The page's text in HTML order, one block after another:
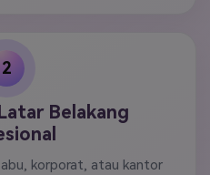
2
Belakang
korporat, atau kantor